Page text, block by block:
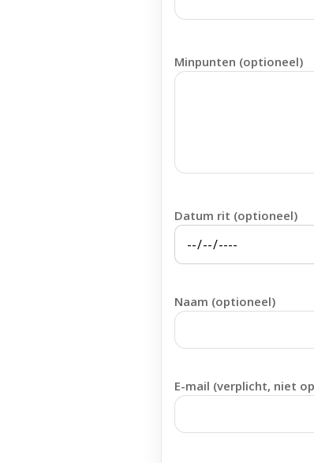
Minpunten (optioneel)
Datum rit (optioneel)
Naam (optioneel)
E-mail (verplicht, niet